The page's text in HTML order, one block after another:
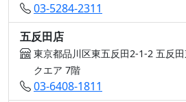
03-5284-2311
五反田店
東京都品川区東五反田2-1-2 五反田
クエア 7階
03-6408-1811